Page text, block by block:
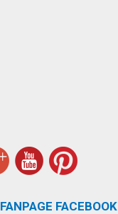
FANPAGE FACEBOOK